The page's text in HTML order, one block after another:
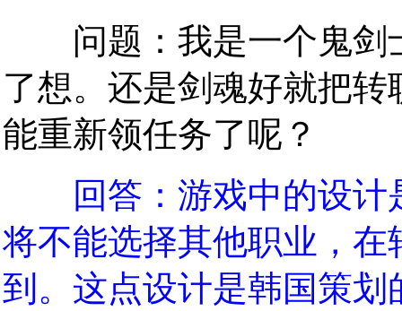
问题：我是一个鬼剑
了想。还是剑魂好就把
能重新领任务了呢？
回答：游戏中的设
将不能选择其他职业，
到。这点设计是韩国策